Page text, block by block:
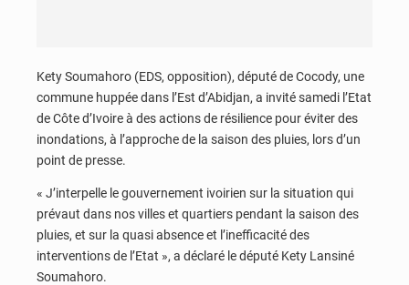
Kety Soumahoro (EDS, opposition), député de Cocody, une
commune huppée dans l’Est d’Abidjan, a invité samedi l’Etat
de Côte d’Ivoire à des actions de résilience pour éviter des
inondations, à l’approche de la saison des pluies, lors d’un
point de presse.
« J’interpelle le gouvernement ivoirien sur la situation qui
prévaut dans nos villes et quartiers pendant la saison des
pluies, et sur la quasi absence et l’inefficacité des
interventions de l’Etat », a déclaré le député Kety Lansiné
Soumahoro.